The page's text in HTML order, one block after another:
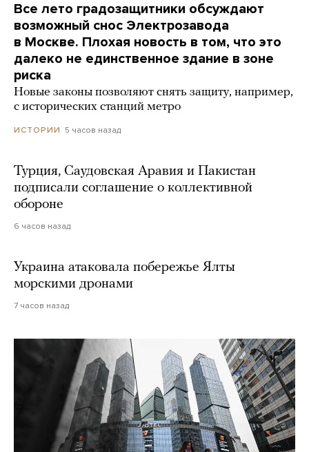
Все лето градозащитники обсуждают
возможный снос Электрозавода
в Москве. Плохая новость в том, что это
далеко не единственное здание в зоне
риска
Новые законы позволяют снять защиту, например,
с исторических станций метро
ИСТОРИИ 5 часов назад
Турция, Саудовская Аравия и Пакистан
подписали соглашение о коллективной
обороне
6 часов назад
Украина атаковала побережье Ялты
морскими дронами
7 часов назад